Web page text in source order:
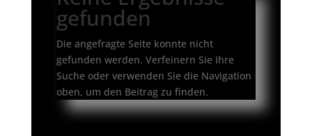
gefunden
Die angefragte Seite konnte nicht
gefunden werden. Verfeinern Sie Ihre
Suche oder verwenden Sie die Navigation
oben, um den Beitrag zu finden.